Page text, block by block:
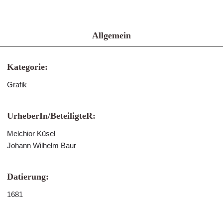
Allgemein
Kategorie:
Grafik
UrheberIn/BeteiligteR:
Melchior Küsel
Johann Wilhelm Baur
Datierung:
1681